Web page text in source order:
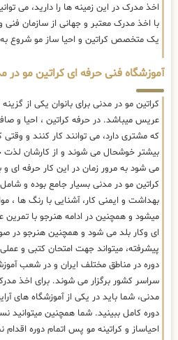
اخذ مدرک در این زمینه ها را دارید، می
با اخذ مدرک معتبر و جهانی از سازمان فنی
یک متخصص کراتین و احیا ساز مو شروع به
آموزشگاه فنی حرفه ای کراتین مو در
کراتین مو در مدنی برای بانوان یکی از
عریس میباشد. در حرفه کراتین ، احیا و
که مشتری دارد، می توانند کار کنند و
بیشتر خوشحال می شوند و از کارشان
می شود به مرور زمان در این کار حرفه ای
کراتین مو در مدنی بسیار جامع بوده و
بهداشت و ایمنی کار، آشنایی با رنگ ها ،
میشود و همچنین در ادامه هنرجو با
ای وکار بلد می شود و همچنین هنرجو در
پیشرفته، میتواند جهت امتحان کتبی و
دوره در مناطق مختلف ایران و در شعب
سراسر کشور برگزار می شوند. برای اخذ
مدنی، شما باید در یکی از آموزشگاه های
دوره کامل ببینید. شما همچنین میتوانید
احیاساز و کراتینه مو پس اتمام دوره اقدام